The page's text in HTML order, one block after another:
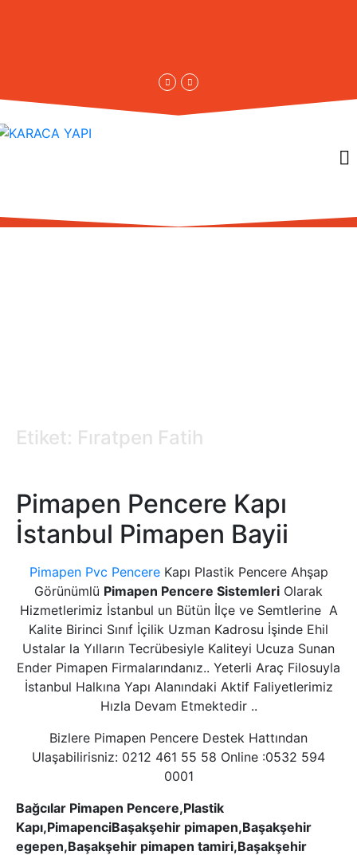
Etiket: Fıratpen Fatih
Pimapen Pencere Kapı
İstanbul Pimapen Bayii
Pimapen Pvc PencereKapı Plastik Pencere Ahşap
Görünümlü Pimapen Pencere Sistemleri Olarak
Hizmetlerimiz İstanbul un Bütün İlçe ve Semtlerine A
Kalite Birinci Sınıf İçilik Uzman Kadrosu İşinde Ehil
Ustalar la Yılların Tecrübesiyle Kaliteyi Ucuza Sunan
Ender Pimapen Firmalarındanız.. Yeterli Araç Filosuyla
İstanbul Halkına Yapı Alanındaki Aktif Faliyetlerimiz
Hızla Devam Etmektedir ..
Bizlere Pimapen Pencere Destek Hattından
Ulaşabilirisniz: 0212 461 55 58 Online :0532 594
0001
Bağcılar Pimapen Pencere,Plastik
Kapı,PimapenciBaşakşehir pimapen,Başakşehir
egepen,Başakşehir pimapen tamiri,Başakşehir